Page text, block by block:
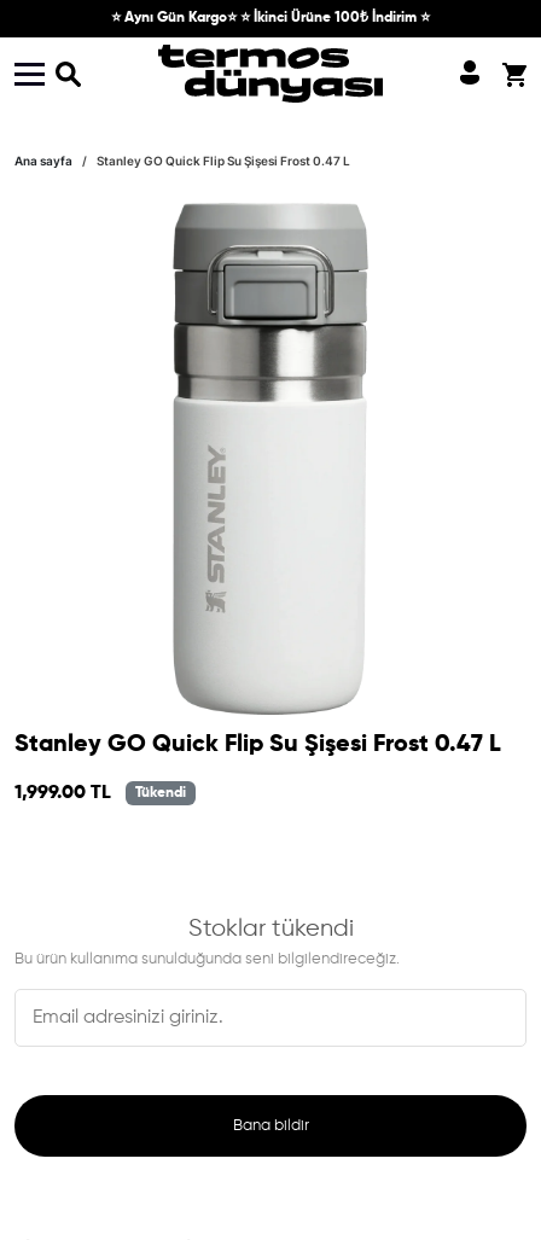
Skip to content⭐ Aynı Gün Kargo⭐ ⭐ İkinci Ürüne 100₺ İndirim ⭐
Ana sayfa Stanley GO Quick Flip Su Şişesi Frost 0.47 L
Stanley GO Quick Flip Su Şişesi Frost 0.47 L
1,999.00 TL Tükendi
Stoklar tükendi
Bu ürün kullanıma sunulduğunda seni bilgilendireceğiz.
Bana bildir